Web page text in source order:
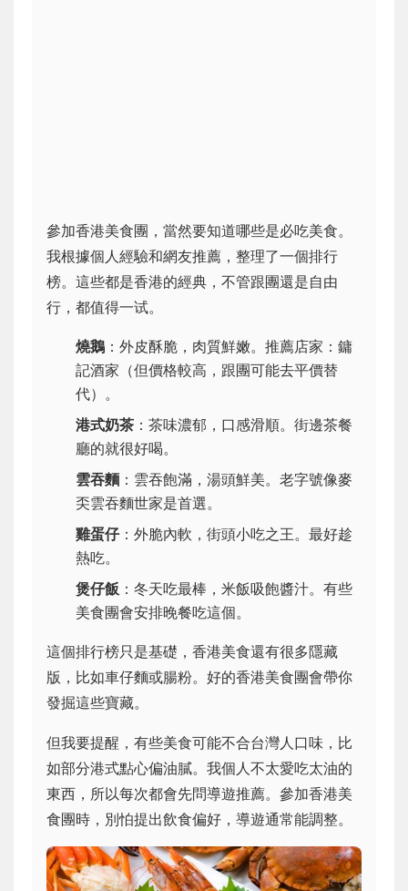
參加香港美食團，當然要知道哪些是必吃美食。
我根據個人經驗和網友推薦，整理了一個排行
榜。這些都是香港的經典，不管跟團還是自由
行，都值得一试。
燒鵝 ：外皮酥脆，肉質鮮嫩。推薦店家：鏞
記酒家（但價格較高，跟團可能去平價替
代）。
港式奶茶 ：茶味濃郁，口感滑順。街邊茶餐
廳的就很好喝。
雲吞麵 ：雲吞飽滿，湯頭鮮美。老字號像麥
奀雲吞麵世家是首選。
雞蛋仔：外脆內軟，街頭小吃之王。最好趁
熱吃。
煲仔飯 ：冬天吃最棒，米飯吸飽醬汁。有些
美食團會安排晚餐吃這個。
這個排行榜只是基礎，香港美食還有很多隱藏
版，比如車仔麵或腸粉。好的香港美食團會帶你
發掘這些寶藏。
但我要提醒，有些美食可能不合台灣人口味，比
如部分港式點心偏油膩。我個人不太愛吃太油的
東西，所以每次都會先問導遊推薦。參加香港美
食團時，別怕提出飲食偏好，導遊通常能調整。